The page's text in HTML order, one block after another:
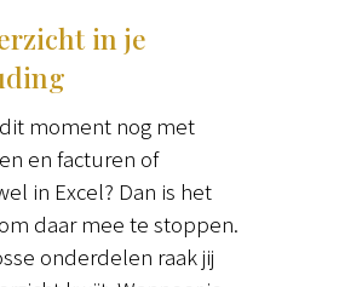
in je
moment nog met
en facturen of
in Excel? Dan is het
daar mee te stoppen.
onderdelen raak jij